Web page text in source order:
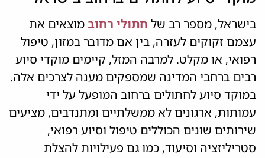
בישראל, מספר רב של חתולי רחובמוצאים את
עצמם זקוקים לעזרה, בין אם מדובר במזון, טיפול
רפואי, או מקלט. למרבה המזל, קיימים מוקדי סיוע
רבים ברחבי המדינה שמספקים מענה לצרכים אלה.
במוקד סיוע לחתולים ברחוב המופעל על ידי
עמותות, ארגונים לא ממשלתיים ומתנדבים, מציעים
שירותים שונים הכוללים טיפול וסיוע רפואי,
סטריליזציה וסיעוד, כמו גם פעילויות להצלת